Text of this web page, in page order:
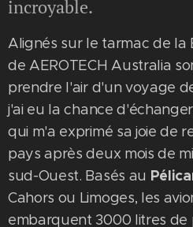
incroyable.
Alignés sur le tarmac de la
de AEROTECH Australia
prendre l'air d'un voyage
j'ai eu la chance
qui m'a exprimé sa joie de
pays après deux mois de
sud-Ouest. Basés au
Cahors ou Limoges, les
embarquent 3000 litres